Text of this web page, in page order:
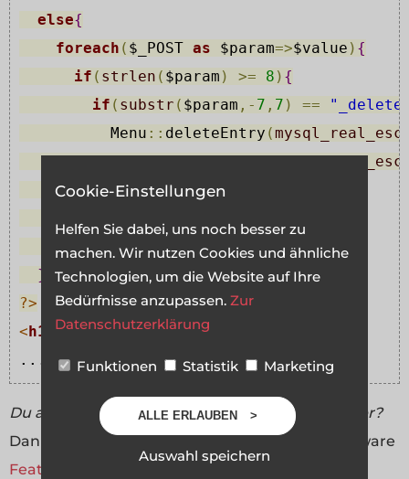
else{
foreach ( $_POST as $param=>$value ) {
if ( strlen ( $param ) >= 8 ) {
if ( substr ( $param , - 7 , 7 ) ==
          Menu
:: deleteEntry (
}
}
}
?>
<h1 Men& uuml; bearbeiten
...
Du arbeitest in einer Agentur oder als Freelancer?
Dann wirf doch mal einen Blick auf unsere Software
FeatValue
Cookie-Einstellungen
Helfen Sie dabei, uns noch besser zu
machen. Wir nutzen Cookies und ähnliche
Technologien, um die Website auf Ihre
Bedürfnisse anzupassen. Zur
Datenschutzerklärung
Funktionen Statistik Marketing
ALLE ERLAUBEN
Auswahl speichern